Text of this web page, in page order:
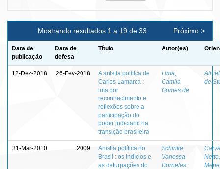
Mostrando resultados 1 a 19 de 33 Próximo >
Data de
publicação
Data de
defesa
Título Autor(es)
12-Dez-2018 26-Fev-2018
A anistia política de
Carlos Lamarca :
luta por
reconhecimento e
reflexões sobre a
participação do
poder judiciário na
transição brasileira
Lima,
Camila
Gomes de
de
31-Mar-2010 2009
Anistia política no
Brasil : os indícios e
as deturpações do
Schinke,
Vanessa
Dorneles
Netto,